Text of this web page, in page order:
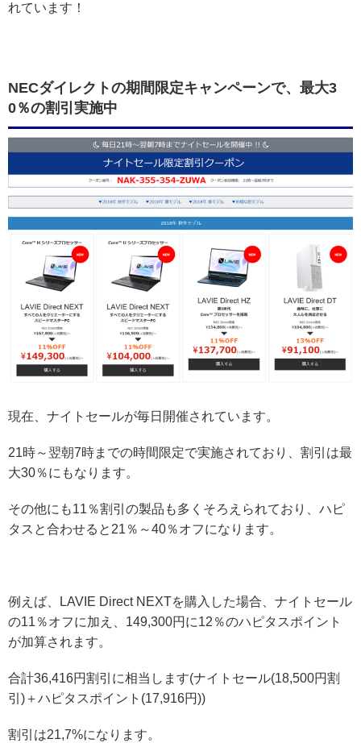
れています！
NECダイレクトの期間限定キャンペーンで、最大3
0％の割引実施中
現在、ナイトセールが毎日開催されています。
21時～翌朝7時までの時間限定で実施されており、割引は最
大30％にもなります。
その他にも11％割引の製品も多くそろえられており、ハピ
タスと合わせると21％～40％オフになります。
例えば、LAVIE Direct NEXTを購入した場合、ナイトセール
の11％オフに加え、149,300円に12％のハピタスポイント
が加算されます。
合計36,416円割引に相当します(ナイトセール(18,500円割
引)＋ハピタスポイント(17,916円))
割引は21,7%になります。